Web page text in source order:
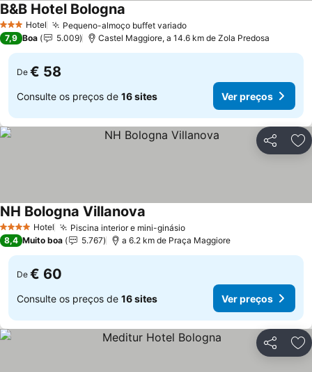
3 EstrelasHotel Pequeno-almoço buffet variado
B&B Hotel Bologna
7,9 Boa 5.009 Castel Maggiore, a 14.6 km de Zola Predosa
De € 58
Consulte os preços de 16 sites Ver preços
Partilhar
4 EstrelasHotel Piscina interior e mini-ginásio
NH Bologna Villanova
8,4 Muito boa 5.767 a 6.2 km de Praça Maggiore
De € 60
Consulte os preços de 16 sites Ver preços
Partilhar